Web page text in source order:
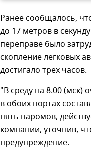
Ранее сообщалось,
до 17 метров в
переправе было
скопление легковых
достигало трех часов.
"В среду на 8.00 (мск)
в обоих портах
пять паромов,
компании, уточнив,
предупреждение.